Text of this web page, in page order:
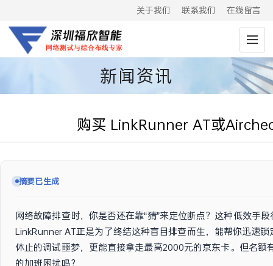
关于我们 联系我们 在线留言
新闻资讯
购买 LinkRunner AT或
摘要已生成
网络故障排查时，你是否还在靠“猜”来定位断点？这种低效手
LinkRunner AT正是为了终结这种盲目排查而生，能帮你迅速
休止的调试噩梦，更能直接拿走最高2000元的京东卡。但名
的加班困扰吗？